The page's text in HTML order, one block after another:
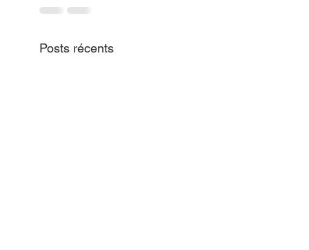
Posts récents